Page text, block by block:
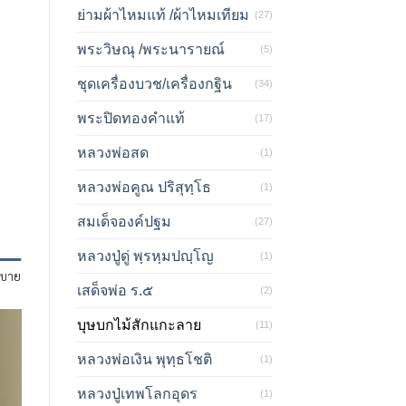
าย
ย่ามผ้าไหมแท้ /ผ้าไหมเทียม (27)
พระวิษณุ /พระนารายณ์ (5)
ชุดเครื่องบวช/เครื่องกฐิน (34)
พระปิดทองคำแท้ (17)
หลวงพ่อสด (1)
หลวงพ่อคูณ ปริสุทฺโธ (1)
สมเด็จองค์ปฐม (27)
หลวงปู่ดู่ พฺรหฺมปญฺโญ (1)
เสด็จพ่อ ร.๕ (2)
บุษบกไม้สักแกะลาย (11)
หลวงพ่อเงิน พุทฺธโชติ (1)
หลวงปู่เทพโลกอุดร (1)